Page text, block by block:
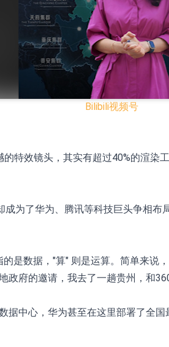
涨+231.25%，中国智能健康
涨19.97%
18.00%，德信服务集团(02215.HK)
+93.33%，上善黄金(01939.HK)涨
行投标
资格令
Bilibili视频号
特效镜头，其实有超过40%的渲染
为了华为、腾讯等科技巨头争相布
的是数据，"算" 则是运算。简单来
府的邀请，我去了一趟贵州，和
据中心，华为甚至在这里部署了全